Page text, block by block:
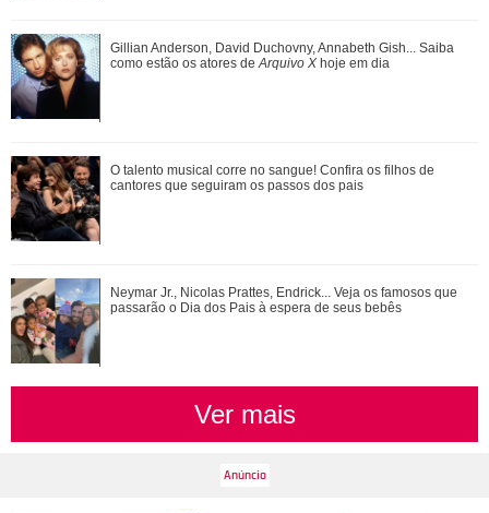
Zé Felipe e Virgínia Fonseca aparecem juntos após
cirurgias das filhas e cantor brinca: Ta...
Anitta exibe look escolhido para nova turnê e detalhe no pé
chama a atenção
Ariana Grande faz desabafo em show sobre decisão de
pausar a carreira: Não foi uma reação...
Gillian Anderson, David Duchovny, Annabeth Gish... Saiba
como estão os atores deArquivo X hoje em dia
O talento musical corre no sangue! Confira os filhos de
cantores que seguiram os passos dos pais
Neymar Jr., Nicolas Prattes, Endrick... Veja os famosos que
passarão o Dia dos Pais à espera de seus bebês
Ver mais